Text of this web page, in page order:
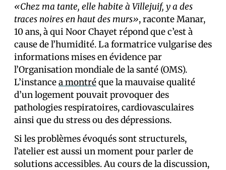
«Chez ma tante, elle habite à Villejuif, y a des
traces noires en haut des murs», raconte Manar,
10 ans, à qui Noor Chayet répond que c’est à
cause de l’humidité. La formatrice vulgarise des
informations mises en évidence par
l’Organisation mondiale de la santé (OMS).
L’instancea montréque la mauvaise qualité
d’un logement pouvait provoquer des
pathologies respiratoires, cardiovasculaires
ainsi que du stress ou des dépressions.
Si les problèmes évoqués sont structurels,
l’atelier est aussi un moment pour parler de
solutions accessibles. Au cours de la discussion,